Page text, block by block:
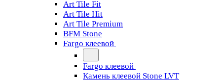
Art Tile Fit
Art Tile Hit
Art Tile Premium
BFM Stone
Fargo клеевой
Fargo клеевой
Камень клеевой Stone LVT